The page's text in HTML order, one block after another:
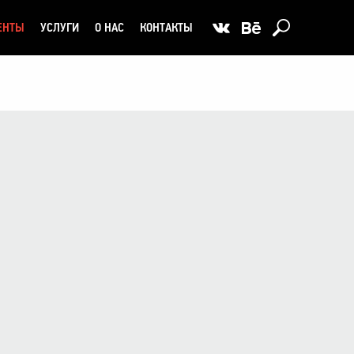
УСЛУГИ О НАС КОНТАКТЫ